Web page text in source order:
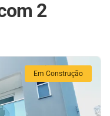
2
Em Construção